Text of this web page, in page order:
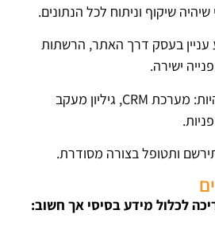
שיקוף וניתוח לכל הנתונים.
עניין בעסק דרך האתר, הרשתות
ישירה.
מערכת מעקב יכולה להיות: מערכת CRM, גיליון מעקב
ותטופל בצורה מסודרת.
לכלול מידע בסיסי אך חשוב: